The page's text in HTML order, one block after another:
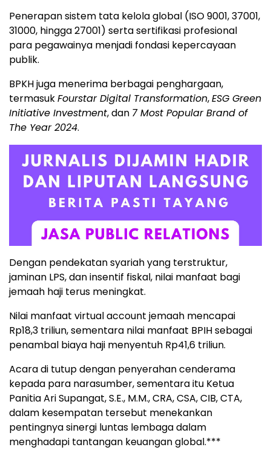
Penerapan sistem tata kelola global (ISO 9001, 37001,
31000, hingga 27001) serta sertifikasi profesional
para pegawainya menjadi fondasi kepercayaan
publik.
BPKH juga menerima berbagai penghargaan,
termasukFourstar Digital Transformation,ESG Green
Initiative Investment, dan 7 Most Popular Brand of
The Year 2024.
Dengan pendekatan syariah yang terstruktur,
jaminan LPS, dan insentif fiskal, nilai manfaat bagi
jemaah haji terus meningkat.
Nilai manfaat virtual account jemaah mencapai
Rp18,3 triliun, sementara nilai manfaat BPIH sebagai
penambal biaya haji menyentuh Rp41,6 triliun.
Acara di tutup dengan penyerahan cenderama
kepada para narasumber, sementara itu Ketua
Panitia Ari Supangat, S.E., M.M., CRA, CSA, CIB, CTA,
dalam kesempatan tersebut menekankan
pentingnya sinergi luntas lembaga dalam
menghadapi tantangan keuangan global.***